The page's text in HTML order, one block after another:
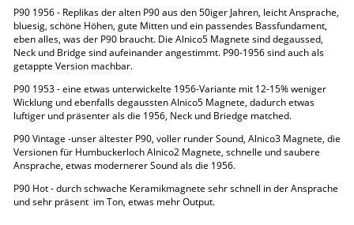
P90 1956 - Replikas der alten P90 aus den 50iger Jahren, leicht Ansprache,
bluesig, schöne Höhen, gute Mitten und ein passendes Bassfundament,
eben alles, was der P90 braucht. Die Alnico5 Magnete sind degaussed,
Neck und Bridge sind aufeinander angestimmt. P90-1956 sind auch als
getappte Version machbar.
P90 1953 - eine etwas unterwickelte 1956-Variante mit 12-15% weniger
Wicklung und ebenfalls degaussten Alnico5 Magnete, dadurch etwas
luftiger und präsenter als die 1956, Neck und Briedge matched.
P90 Vintage -unser ältester P90, voller runder Sound, Alnico3 Magnete, die
Versionen für Humbuckerloch Alnico2 Magnete, schnelle und saubere
Ansprache, etwas modernerer Sound als die 1956.
P90 Hot - durch schwache Keramikmagnete sehr schnell in der Ansprache
und sehr präsent im Ton, etwas mehr Output.